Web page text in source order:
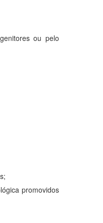
ou pelo
promovidos